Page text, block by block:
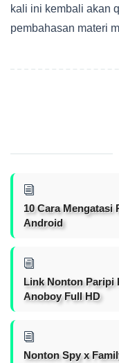
kali ini kembali akan
pembahasan materi
10 Cara Mengatasi
Android
Link Nonton Paripi
Anoboy Full HD
Nonton Spy x